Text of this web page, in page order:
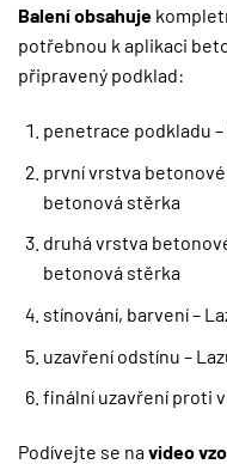
Balení obsahuje
potřebnou k aplikaci
připravený podklad:
penetrace podkladu
první vrstva betonové
betonová stěrka
druhá vrstva
betonová stěrka
stínování, barvení –
uzavření odstínu –
finální uzavření proti
Podívejte se navideo